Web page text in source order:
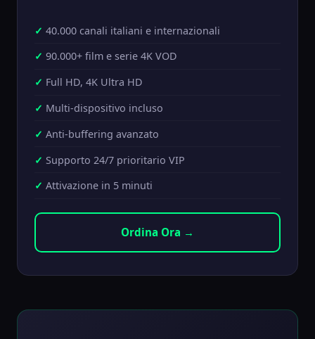
40.000 canali italiani e internazionali
90.000+ film e serie 4K VOD
Full HD, 4K Ultra HD
Multi-dispositivo incluso
Anti-buffering avanzato
Supporto 24/7 prioritario VIP
Attivazione in 5 minuti
Ordina Ora →